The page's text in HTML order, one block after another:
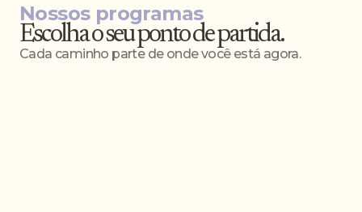
Nossos programas
Escolha o seu ponto de partida.
Cada caminho parte de onde você está agora.